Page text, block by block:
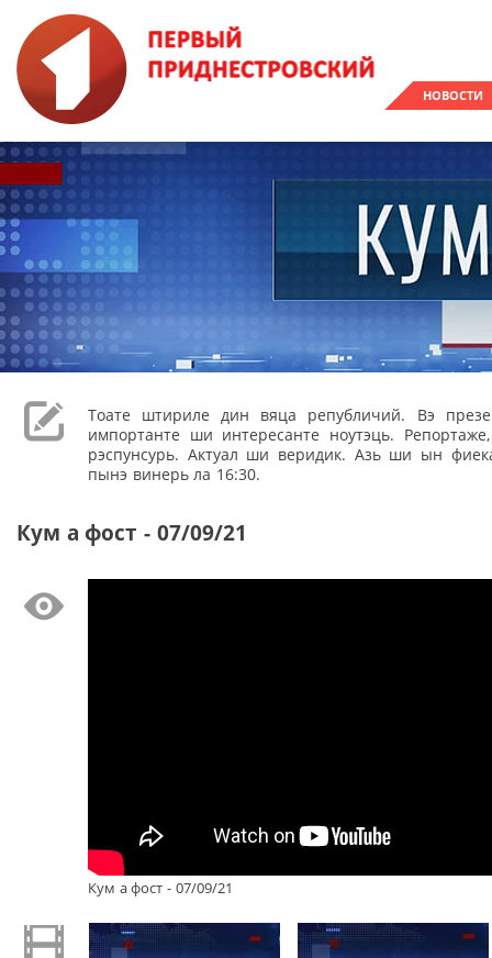
НОВОСТИ
Тоате штириле дин вяца републичий. Вэ
импортанте ши интересанте ноутэць.
рэспунсурь. Актуал ши веридик. Азь ши ын
пынэ винерь ла 16:30.
Кум а фост - 07/09/21
Кум а фост - 07/09/21